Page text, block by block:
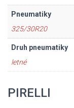
Pneumatiky
325/30R20
Druh pneumatiky
letné
PIRELLI